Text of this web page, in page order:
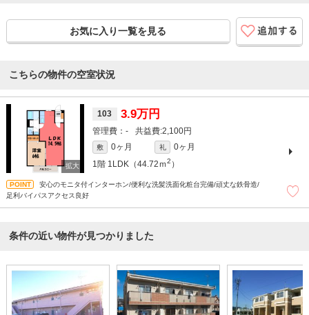
お気に入り一覧を見る
こちらの物件の空室状況
103 3.9万円
- 2,100円
敷 0ヶ月 礼
0ヶ月
1階 1LDK（44.72ｍ2 ）
安心のモニタ付インターホン/便利な洗髪洗面化粧台完備/頑丈な鉄骨造/
足利バイパスアクセス良好
条件の近い物件が見つかりました